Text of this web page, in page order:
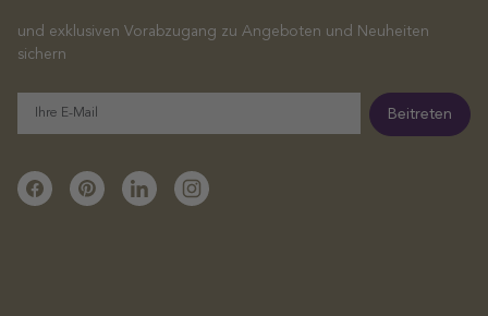
und exklusiven Vorabzugang zu Angeboten und Neuheiten
sichern
Beitreten